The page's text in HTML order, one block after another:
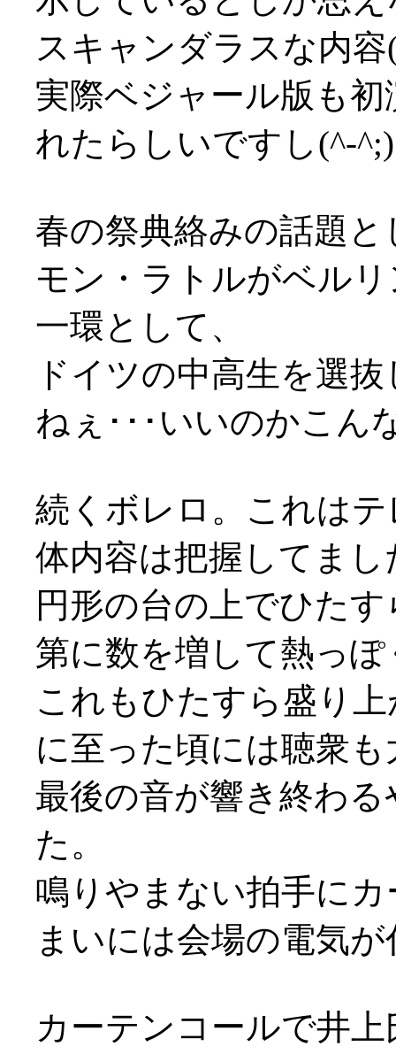
スキャンダラスな内容
実際ベジャール版も
れたらしいですし(^-^;)
春の祭典絡みの話題
モン・ラトルがベル
一環として、
ドイツの中高生を選
ねぇ･･･いいのかこん
続くボレロ。これは
体内容は把握してまし
円形の台の上でひた
第に数を増して熱っ
これもひたすら盛り
に至った頃には聴衆も
最後の音が響き終わ
た。
鳴りやまない拍手に
まいには会場の電気
カーテンコールで井